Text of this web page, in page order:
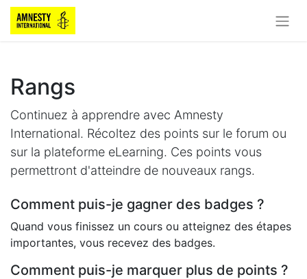
Rangs
Continuez à apprendre avec Amnesty
International. Récoltez des points sur le forum ou
sur la plateforme eLearning. Ces points vous
permettront d'atteindre de nouveaux rangs.
Comment puis-je gagner des badges ?
Quand vous finissez un cours ou atteignez des étapes
importantes, vous recevez des badges.
Comment puis-je marquer plus de points ?